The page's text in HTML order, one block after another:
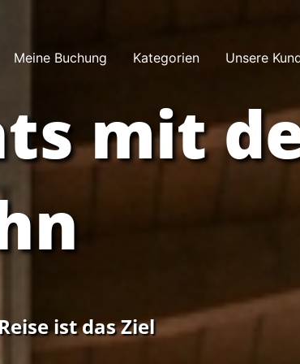
Meine Buchung Kategorien Unsere
mit
ist das Ziel